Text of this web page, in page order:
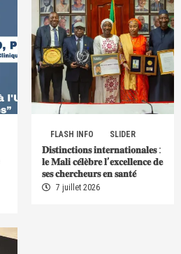
FLASH INFO SLIDER
𝐃𝐢𝐬𝐭𝐢𝐧𝐜𝐭𝐢𝐨𝐧𝐬 𝐢𝐧𝐭𝐞𝐫𝐧𝐚𝐭𝐢𝐨𝐧𝐚𝐥𝐞𝐬 :
𝐥𝐞 𝐌𝐚𝐥𝐢 𝐜𝐞́𝐥𝐞̀𝐛𝐫𝐞 𝐥’𝐞𝐱𝐜𝐞𝐥𝐥𝐞𝐧𝐜𝐞 𝐝𝐞
𝐬𝐞𝐬 𝐜𝐡𝐞𝐫𝐜𝐡𝐞𝐮𝐫𝐬 𝐞𝐧 𝐬𝐚𝐧𝐭𝐞́
7 juillet 2026